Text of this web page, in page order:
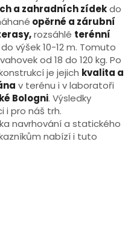
a zahradních zídekdo
opěrné a zárubní
rozsáhlé terénní
do výšek 10-12 m. Tomuto
od 18 do 120 kg. Po
je jejich kvalita a
v terénu i v laboratoři
Bologni. Výsledky
i pro náš trh.
navrhování a statického
nabízí i tuto